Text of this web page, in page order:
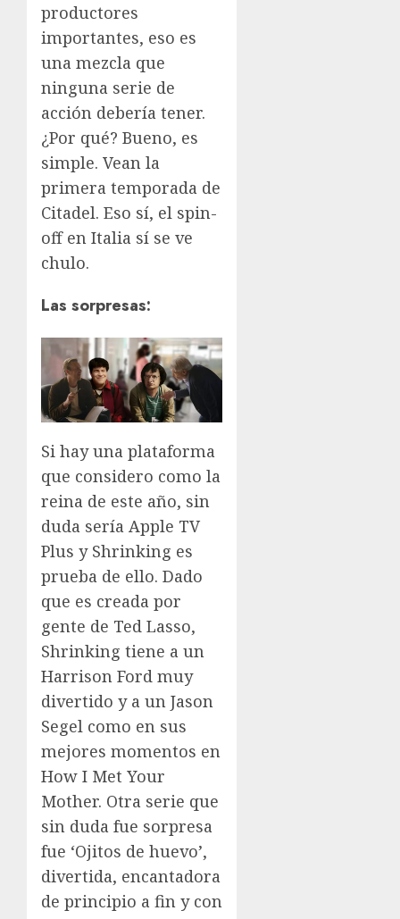
productores
importantes, eso es
una mezcla que
ninguna serie de
acción debería tener.
¿Por qué? Bueno, es
simple. Vean la
primera temporada de
Citadel. Eso sí, el spin-
off en Italia sí se ve
chulo.
Las sorpresas:
Si hay una plataforma
que considero como la
reina de este año, sin
duda sería Apple TV
Plus y Shrinking es
prueba de ello. Dado
que es creada por
gente de Ted Lasso,
Shrinking tiene a un
Harrison Ford muy
divertido y a un Jason
Segel como en sus
mejores momentos en
How I Met Your
Mother. Otra serie que
sin duda fue sorpresa
fue ‘Ojitos de huevo’,
divertida, encantadora
de principio a fin y con